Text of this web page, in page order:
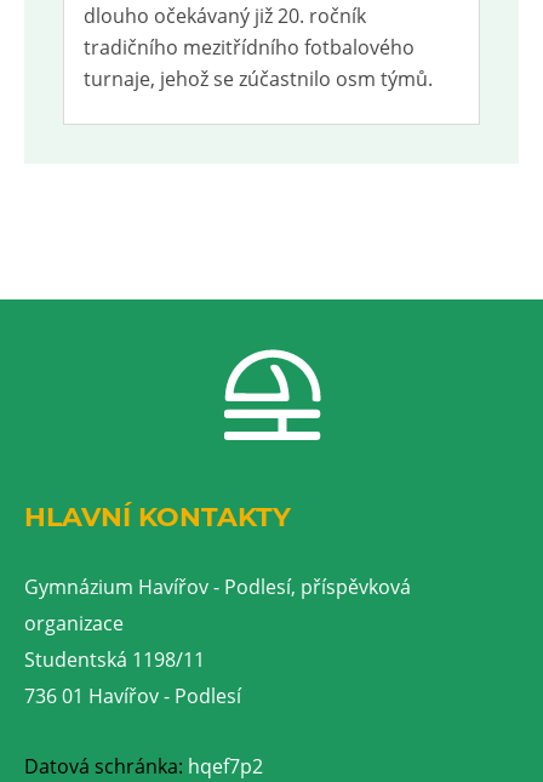
dlouho očekávaný již 20. ročník
tradičního mezitřídního fotbalového
turnaje, jehož se zúčastnilo osm týmů.
HLAVNÍ KONTAKTY
Gymnázium Havířov - Podlesí, příspěvková
organizace
Studentská 1198/11
736 01 Havířov - Podlesí
Datová schránka: hqef7p2